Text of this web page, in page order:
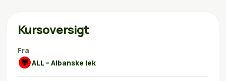
Kursoversigt
Fra
ALL – Albanske lek